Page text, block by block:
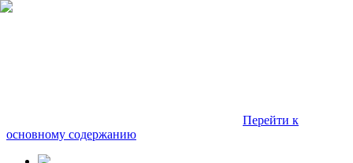
Перейти к
основному содержанию